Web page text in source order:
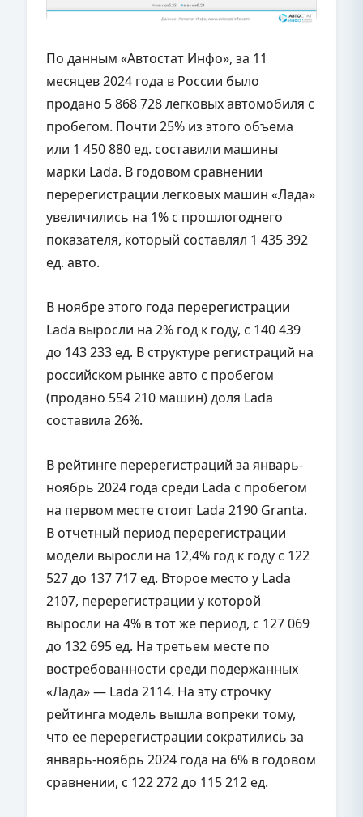
По данным «Автостат Инфо», за 11
месяцев 2024 года в России было
продано 5 868 728 легковых автомобиля с
пробегом. Почти 25% из этого объема
или 1 450 880 ед. составили машины
марки Lada. В годовом сравнении
перерегистрации легковых машин «Лада»
увеличились на 1% с прошлогоднего
показателя, который составлял 1 435 392
ед. авто.
В ноябре этого года перерегистрации
Lada выросли на 2% год к году, с 140 439
до 143 233 ед. В структуре регистраций на
российском рынке авто с пробегом
(продано 554 210 машин) доля Lada
составила 26%.
В рейтинге перерегистраций за январь-
ноябрь 2024 года среди Lada с пробегом
на первом месте стоит Lada 2190 Granta.
В отчетный период перерегистрации
модели выросли на 12,4% год к году с 122
527 до 137 717 ед. Второе место у Lada
2107, перерегистрации у которой
выросли на 4% в тот же период, с 127 069
до 132 695 ед. На третьем месте по
востребованности среди подержанных
«Лада» — Lada 2114. На эту строчку
рейтинга модель вышла вопреки тому,
что ее перерегистрации сократились за
январь-ноябрь 2024 года на 6% в годовом
сравнении, с 122 272 до 115 212 ед.